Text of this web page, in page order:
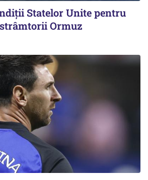
Statelor Unite pentru
Ormuz